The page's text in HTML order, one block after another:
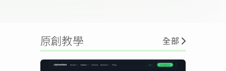
原創教學 全部